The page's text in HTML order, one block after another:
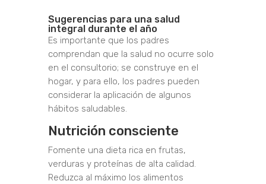
Sugerencias para una salud
integral durante el año
Es importante que los padres
comprendan que la salud no ocurre solo
en el consultorio; se construye en el
hogar, y para ello, los padres pueden
considerar la aplicación de algunos
hábitos saludables.
Nutrición consciente
Fomente una dieta rica en frutas,
verduras y proteínas de alta calidad.
Reduzca al máximo los alimentos